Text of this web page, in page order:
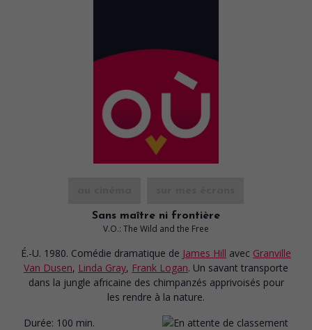
Sans maître ni frontière
V.O.: The Wild and the Free
É.-U. 1980. Comédie dramatique de James Hill avec Granville
Van Dusen, Linda Gray, Frank Logan. Un savant transporte
dans la jungle africaine des chimpanzés apprivoisés pour
les rendre à la nature.
Durée: 100 min.